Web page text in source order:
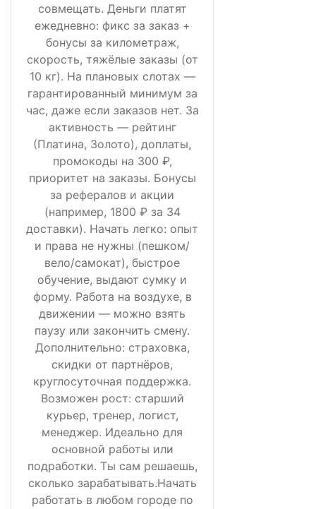
совмещать. Деньги платят
ежедневно: фикс за заказ +
бонусы за километраж,
скорость, тяжёлые заказы (от
10 кг). На плановых слотах —
гарантированный минимум за
час, даже если заказов нет. За
активность — рейтинг
(Платина, Золото), доплаты,
промокоды на 300 ₽,
приоритет на заказы. Бонусы
за рефералов и акции
(например, 1800 ₽ за 34
доставки). Начать легко: опыт
и права не нужны (пешком/
вело/самокат), быстрое
обучение, выдают сумку и
форму. Работа на воздухе, в
движении — можно взять
паузу или закончить смену.
Дополнительно: страховка,
скидки от партнёров,
круглосуточная поддержка.
Возможен рост: старший
курьер, тренер, логист,
менеджер. Идеально для
основной работы или
подработки. Ты сам решаешь,
сколько зарабатывать.Начать
работать в любом городе по